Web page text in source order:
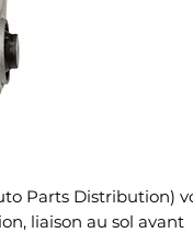
Parts Distribution)
liaison au sol avant